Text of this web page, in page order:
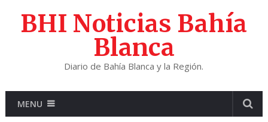
BHI Noticias Bahía
Blanca
Diario de Bahía Blanca y la Región.
MENU